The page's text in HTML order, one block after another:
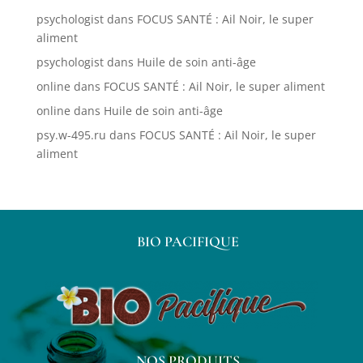
psychologistdans FOCUS SANTÉ : Ail Noir, le super
aliment
psychologistdans Huile de soin anti-âge
online dans FOCUS SANTÉ : Ail Noir, le super aliment
online dans Huile de soin anti-âge
psy.w-495.ru dans FOCUS SANTÉ : Ail Noir, le super
aliment
BIO PACIFIQUE